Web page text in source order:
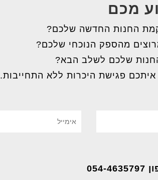
מכם
החנות החדשה שלכם?
מהספק הנוכחי שלכם?
שלכם לשלב הבא?
פגישת היכרות ללא התחייבות.